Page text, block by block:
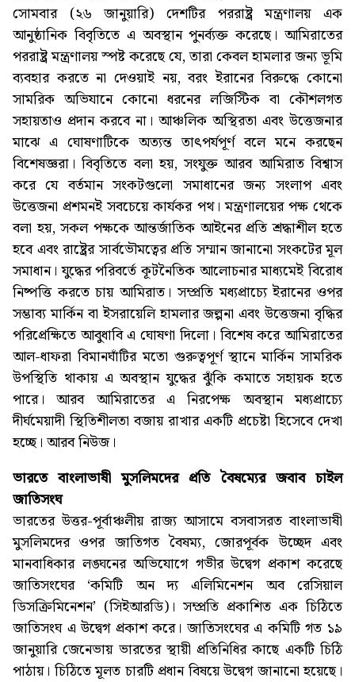
সোমবার (২৬ জানুয়ারি) দেশটির পররাষ্ট্র মন্ত্রণালয় এক
আনুষ্ঠানিক বিবৃতিতে এ অবস্থান পুনর্ব্যক্ত করেছে। আমিরাতের
পররাষ্ট্র মন্ত্রণালয় স্পষ্ট করেছে যে, তারা কেবল হামলার জন্য ভূমি
ব্যবহার করতে না দেওয়াই নয়, বরং ইরানের বিরুদ্ধে কোনো
সামরিক অভিযানে কোনো ধরনের লজিস্টিক বা কৌশলগত
সহায়তাও প্রদান করবে না। আঞ্চলিক অস্থিরতা এবং উত্তেজনার
মাঝে এ ঘোষণাটিকে অত্যন্ত তাৎপর্যপূর্ণ বলে মনে করছেন
বিশেষজ্ঞরা। বিবৃতিতে বলা হয়, সংযুক্ত আরব আমিরাত বিশ্বাস
করে যে বর্তমান সংকটগুলো সমাধানের জন্য সংলাপ এবং
উত্তেজনা প্রশমনই সবচেয়ে কার্যকর পথ। মন্ত্রণালয়ের পক্ষ থেকে
বলা হয়, সকল পক্ষকে আন্তর্জাতিক আইনের প্রতি শ্রদ্ধাশীল হতে
হবে এবং রাষ্ট্রের সার্বভৌমত্বের প্রতি সম্মান জানানো সংকটের মূল
সমাধান। যুদ্ধের পরিবর্তে কূটনৈতিক আলোচনার মাধ্যমেই বিরোধ
নিষ্পত্তি করতে চায় আমিরাত। সম্প্রতি মধ্যপ্রাচ্যে ইরানের ওপর
সম্ভাব্য মার্কিন বা ইসরায়েলি হামলার জল্পনা এবং উত্তেজনা বৃদ্ধির
পরিপ্রেক্ষিতে আবুধাবি এ ঘোষণা দিলো। বিশেষ করে আমিরাতের
আল-ধাফরা বিমানঘাঁটির মতো গুরুত্বপূর্ণ স্থানে মার্কিন সামরিক
উপস্থিতি থাকায় এ অবস্থান যুদ্ধের ঝুঁকি কমাতে সহায়ক হতে
পারে। আরব আমিরাতের এ নিরপেক্ষ অবস্থান মধ্যপ্রাচ্যে
দীর্ঘমেয়াদী স্থিতিশীলতা বজায় রাখার একটি প্রচেষ্টা হিসেবে দেখা
হচ্ছে। আরব নিউজ।
ভারতে বাংলাভাষী মুসলিমদের প্রতি বৈষম্যের জবাব চাইল
জাতিসংঘ
ভারতের উত্তর-পূর্বাঞ্চলীয় রাজ্য আসামে বসবাসরত বাংলাভাষী
মুসলিমদের ওপর জাতিগত বৈষম্য, জোরপূর্বক উচ্ছেদ এবং
মানবাধিকার লঙ্ঘনের অভিযোগে গভীর উদ্বেগ প্রকাশ করেছে
জাতিসংঘের ‘কমিটি অন দ্য এলিমিনেশন অব রেসিয়াল
ডিসক্রিমিনেশন’ (সিইআরডি)। সম্প্রতি প্রকাশিত এক চিঠিতে
জাতিসংঘ এ উদ্বেগ প্রকাশ করে। জাতিসংঘের এ কমিটি গত ১৯
জানুয়ারি জেনেভায় ভারতের স্থায়ী প্রতিনিধির কাছে একটি চিঠি
পাঠায়। চিঠিতে মূলত চারটি প্রধান বিষয়ে উদ্বেগ জানানো হয়েছে।